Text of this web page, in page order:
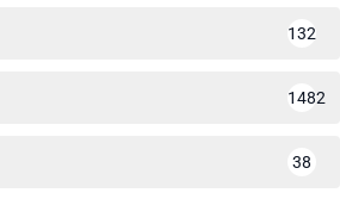
132
1482
38